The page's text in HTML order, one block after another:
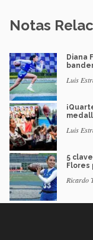
Notas
Diana
Luis
Luis
5
Flores
Ricardo